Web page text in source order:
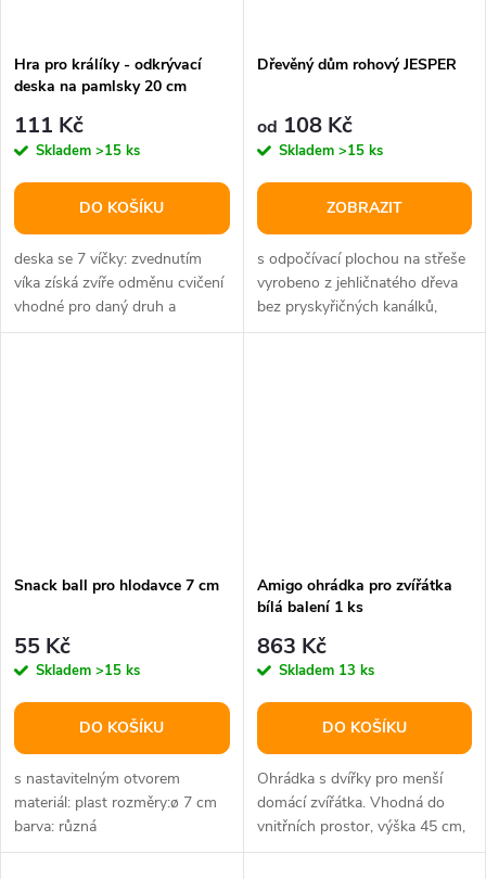
Hra pro králíky - odkrývací
deska na pamlsky 20 cm
111 Kč
Skladem >15 ks
DO KOŠÍKU
deska se 7 víčky: zvednutím
víka získá zvíře odměnu cvičení
vhodné pro daný druh a
mentální stimulaci
Dřevěný dům rohový JESPER
od 108 Kč
Skladem >15 ks
ZOBRAZIT
s odpočívací plochou na střeše
vyrobeno z jehličnatého dřeva
bez pryskyřičných kanálků,
protože pryskyřice může být...
Snack ball pro hlodavce 7 cm
55 Kč
Skladem >15 ks
DO KOŠÍKU
s nastavitelným otvorem
materiál: plast rozměry:ø 7 cm
barva: různá
Amigo ohrádka pro zvířátka
bílá balení 1 ks
863 Kč
Skladem 13 ks
DO KOŠÍKU
Ohrádka s dvířky pro menší
domácí zvířátka. Vhodná do
vnitřních prostor, výška 45 cm,
variabilní rozměry.